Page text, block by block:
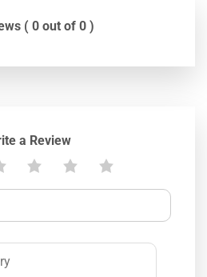
( 0 out of 0 )
a Review